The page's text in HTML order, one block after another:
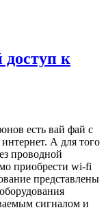
доступ к
есть вай фай с
А для того
проводной
приобрести wi-fi
представлены
сигналом и